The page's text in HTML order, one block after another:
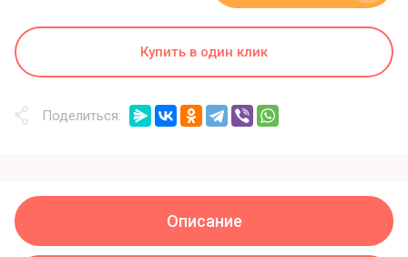
Купить в один клик
Поделиться:
Описание